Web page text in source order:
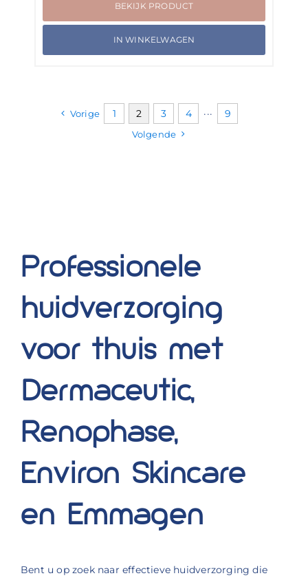
BEKIJK PRODUCT
IN WINKELWAGEN
Vorige 1 2 3 4 ··· 9
Volgende
Professionele
huidverzorging
voor thuis met
Dermaceutic,
Renophase,
Environ Skincare
en Emmagen
Bent u op zoek naar effectieve huidverzorging die